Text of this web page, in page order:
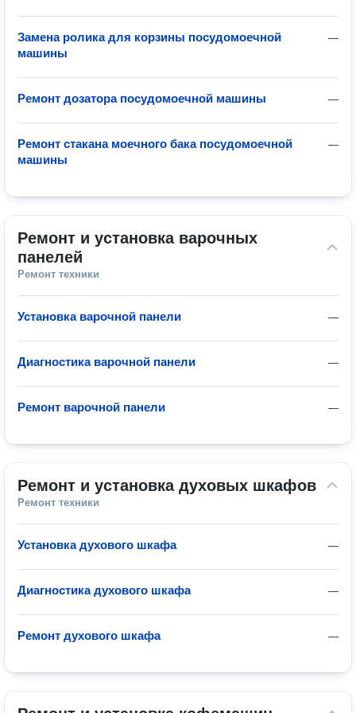
—
Замена ролика для корзины посудомоечной
машины
—
Ремонт дозатора посудомоечной машины
—
Ремонт стакана моечного бака посудомоечной
машины
Ремонт и установка варочных
панелей
Ремонт техники
—
Установка варочной панели
—
Диагностика варочной панели
—
Ремонт варочной панели
Ремонт и установка духовых шкафов
Ремонт техники
—
Установка духового шкафа
—
Диагностика духового шкафа
—
Ремонт духового шкафа